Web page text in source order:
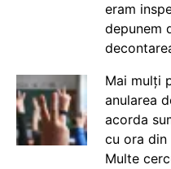
eram
depunem
Mai mulți
anularea
acorda
cu ora
Multe